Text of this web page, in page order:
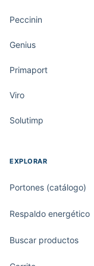
Peccinin
Genius
Primaport
Viro
Solutimp
EXPLORAR
Portones (catálogo)
Respaldo energético
Buscar productos